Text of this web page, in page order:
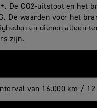
De CO2-uitstoot en het
De waarden voor het
en dienen alleen
zijn.
van 16.000 km / 12